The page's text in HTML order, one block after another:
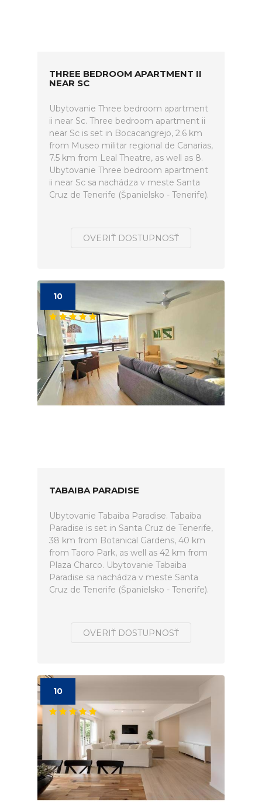
THREE BEDROOM APARTMENT II
NEAR SC
Ubytovanie Three bedroom apartment
ii near Sc. Three bedroom apartment ii
near Sc is set in Bocacangrejo, 2.6 km
from Museo militar regional de Canarias,
7.5 km from Leal Theatre, as well as 8.
Ubytovanie Three bedroom apartment
ii near Sc sa nachádza v meste Santa
Cruz de Tenerife (Španielsko - Tenerife).
OVERIŤ DOSTUPNOSŤ
10
TABAIBA PARADISE
Ubytovanie Tabaiba Paradise. Tabaiba
Paradise is set in Santa Cruz de Tenerife,
38 km from Botanical Gardens, 40 km
from Taoro Park, as well as 42 km from
Plaza Charco. Ubytovanie Tabaiba
Paradise sa nachádza v meste Santa
Cruz de Tenerife (Španielsko - Tenerife).
OVERIŤ DOSTUPNOSŤ
10